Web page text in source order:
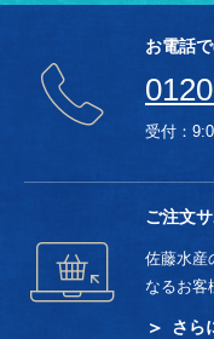
お電話
受付：
ご注文
佐藤水産
なるお客
さら